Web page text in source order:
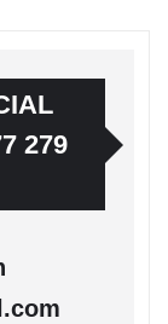
279